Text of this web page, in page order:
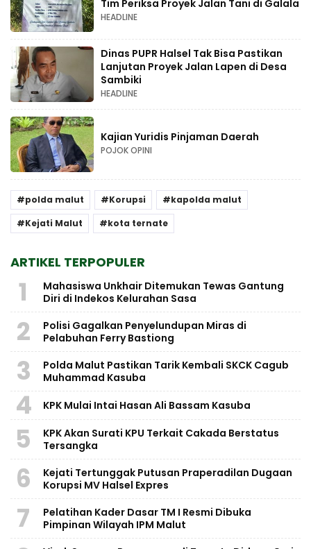
Tim Periksa Proyek Jalan Tani di Galala
HEADLINE
Dinas PUPR Halsel Tak Bisa Pastikan
Lanjutan Proyek Jalan Lapen di Desa
Sambiki
HEADLINE
Kajian Yuridis Pinjaman Daerah
POJOK OPINI
polda malut Korupsi
kapolda malut
Kejati Malut
kota ternate
ARTIKEL TERPOPULER
1
Mahasiswa Unkhair Ditemukan Tewas Gantung
Diri di Indekos Kelurahan Sasa
2
Polisi Gagalkan Penyelundupan Miras di
Pelabuhan Ferry Bastiong
3
Polda Malut Pastikan Tarik Kembali SKCK Cagub
Muhammad Kasuba
4 KPK Mulai Intai Hasan Ali Bassam Kasuba
5
KPK Akan Surati KPU Terkait Cakada Berstatus
Tersangka
6
Kejati Tertunggak Putusan Praperadilan Dugaan
Korupsi MV Halsel Expres
7
Pelatihan Kader Dasar TM I Resmi Dibuka
Pimpinan Wilayah IPM Malut